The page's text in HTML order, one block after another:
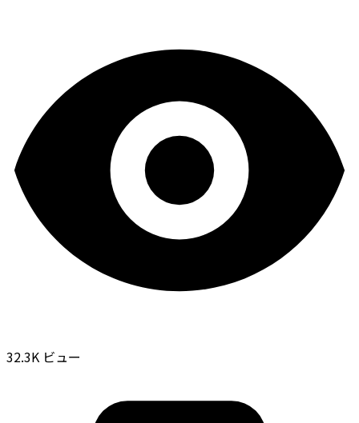
32.3K ビュー